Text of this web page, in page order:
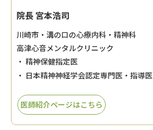
院長 宮本浩司
川崎市・溝の口の心療内科・精神科
高津心音メンタルクリニック
・ 精神保健指定医
・ 日本精神神経学会認定専門医・指導医
医師紹介ページはこちら